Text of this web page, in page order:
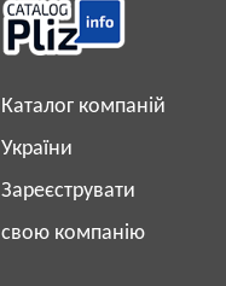
Каталог компаній
України
Зареєструвати
свою компанію